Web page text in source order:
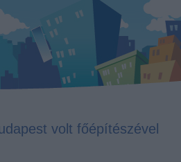
volt főépítészével